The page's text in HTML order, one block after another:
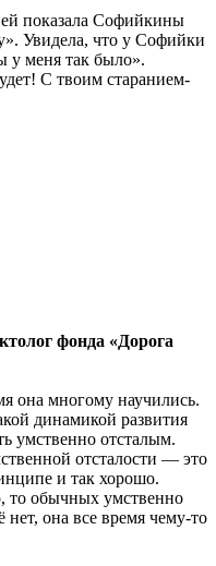
ей показала Софийкины
Увидела, что у Софийки
у меня так было».
С твоим старанием-
фонда «Дорога
она многому научились.
динамикой развития
умственно отсталым.
отсталости — это
и так хорошо.
то обычных умственно
нет, она все время чему-то